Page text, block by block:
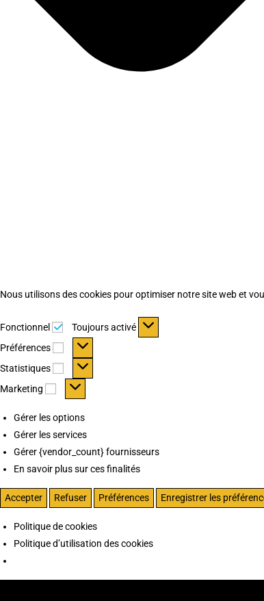
Nous utilisons des cookies pour optimiser notre site web et
Fonctionnel Fonctionnel
Toujours activé
Préférences
Préférences
Statistiques Statistiques
Marketing Marketing
Gérer les options
Gérer les services
Gérer {vendor_count} fournisseurs
En savoir plus sur ces finalités
Accepter Refuser Préférences Enregistrer les
Politique de cookies
Politique d’utilisation des cookies